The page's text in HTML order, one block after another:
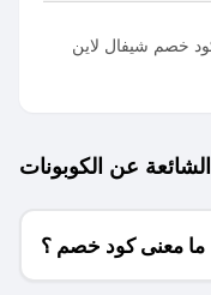
خصم شيفال لاين
الشائعة عن الكوبونات
ما معنى كود خصم ؟